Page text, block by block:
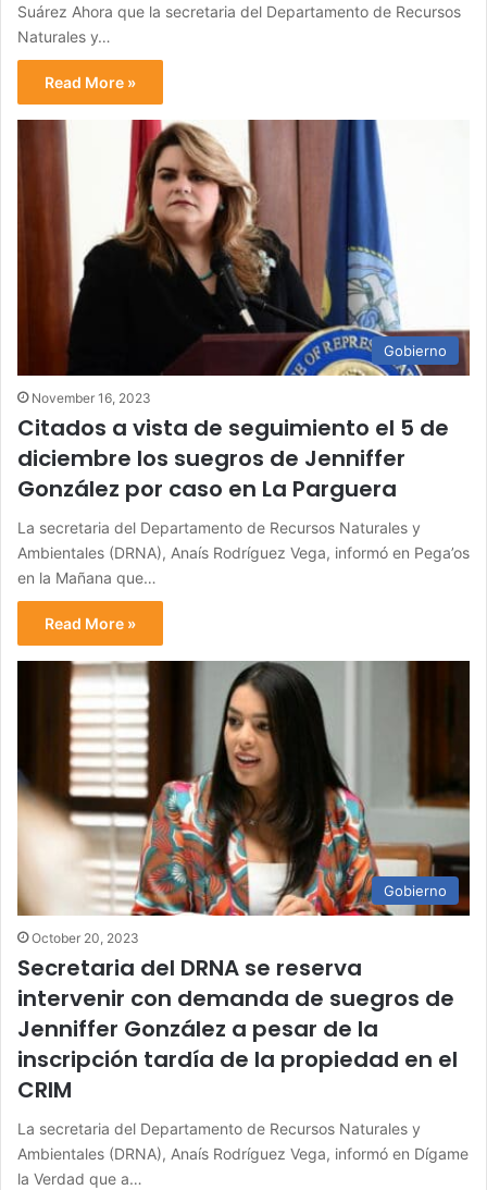
Suárez Ahora que la secretaria del Departamento de Recursos
Naturales y…
Read More »
Gobierno
November 16, 2023
Citados a vista de seguimiento el 5 de
diciembre los suegros de Jenniffer
González por caso en La Parguera
La secretaria del Departamento de Recursos Naturales y
Ambientales (DRNA), Anaís Rodríguez Vega, informó en Pega’os
en la Mañana que…
Read More »
Gobierno
October 20, 2023
Secretaria del DRNA se reserva
intervenir con demanda de suegros de
Jenniffer González a pesar de la
inscripción tardía de la propiedad en el
CRIM
La secretaria del Departamento de Recursos Naturales y
Ambientales (DRNA), Anaís Rodríguez Vega, informó en Dígame
la Verdad que a…